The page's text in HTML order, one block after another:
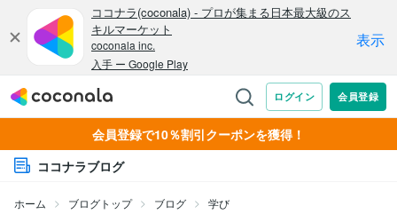
会員登録で10％割引クーポンを獲得！
ココナラブログ
ホーム ブログトップ ブログ 学び